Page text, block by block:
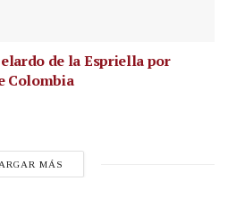
de la Espriella por
Colombia
MÁS